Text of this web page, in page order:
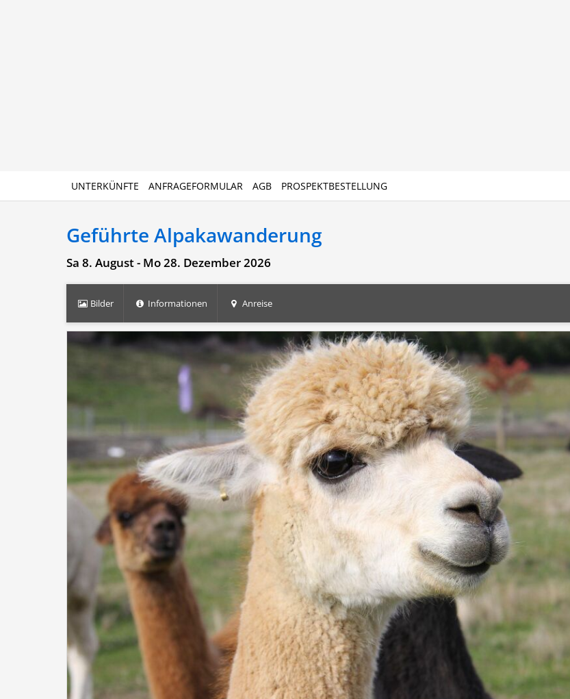
UNTERKÜNFTE ANFRAGEFORMULAR AGB PROSPEKTBESTELLUNG
Geführte Alpakawanderung
Sa 8. August - Mo 28. Dezember 2026
Bilder Informationen Anreise